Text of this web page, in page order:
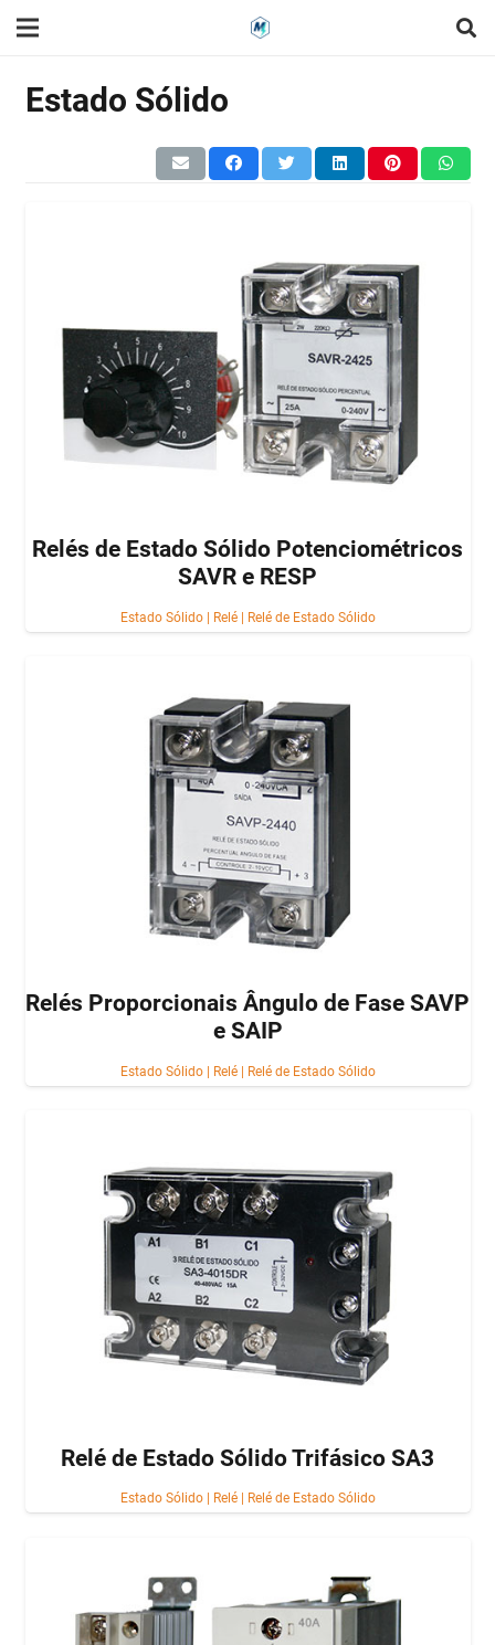
Estado Sólido
Relés de Estado Sólido Potenciométricos
SAVR e RESP
Estado Sólido| Relé| Relé de Estado Sólido
Relés Proporcionais Ângulo de Fase SAVP
e SAIP
Estado Sólido| Relé| Relé de Estado Sólido
Relé de Estado Sólido Trifásico SA3
Estado Sólido| Relé| Relé de Estado Sólido